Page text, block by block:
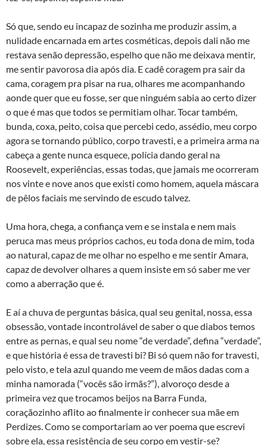
Só que, sendo eu incapaz de sozinha me produzir assim, a
nulidade encarnada em artes cosméticas, depois dali não me
restava senão depressão, espelho que não me deixava mentir,
me sentir pavorosa dia após dia. E cadê coragem pra sair da
cama, coragem pra pisar na rua, olhares me acompanhando
aonde quer que eu fosse, ser que ninguém sabia ao certo dizer
o que é mas que todos se permitiam olhar. Tocar também,
bunda, coxa, peito, coisa que percebi cedo, assédio, meu corpo
agora se tornando público, corpo travesti, e a primeira arma na
cabeça a gente nunca esquece, polícia dando geral na
Roosevelt, experiências, essas todas, que jamais me ocorreram
nos vinte e nove anos que existi como homem, aquela máscara
de pêlos faciais me servindo de escudo talvez.
Uma hora, chega, a confiança vem e se instala e nem mais
peruca mas meus próprios cachos, eu toda dona de mim, toda
ao natural, capaz de me olhar no espelho e me sentir Amara,
capaz de devolver olhares a quem insiste em só saber me ver
como a aberração que é.
E aí a chuva de perguntas básica, qual seu genital, nossa, essa
obsessão, vontade incontrolável de saber o que diabos temos
entre as pernas, e qual seu nome “de verdade”, defina “verdade”,
e que história é essa de travesti bi? Bi só quem não for travesti,
pelo visto, e tela azul quando me veem de mãos dadas com a
minha namorada (“vocês são irmãs?”), alvoroço desde a
primeira vez que trocamos beijos na Barra Funda,
coraçãozinho aflito ao finalmente ir conhecer sua mãe em
Perdizes. Como se comportariam ao ver poema que escrevi
sobre ela, essa resistência de seu corpo em vestir-se?